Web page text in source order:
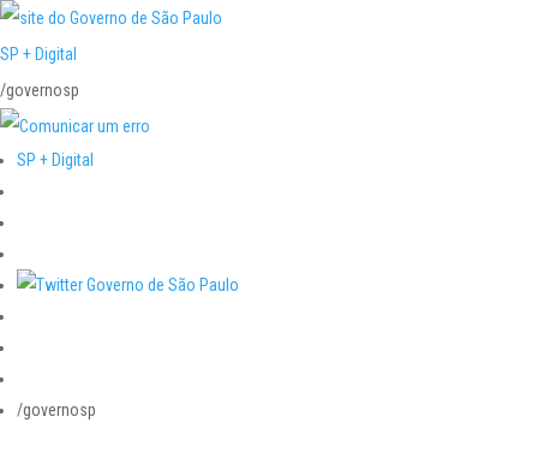
SP + Digital
/governosp
SP + Digital
/governosp